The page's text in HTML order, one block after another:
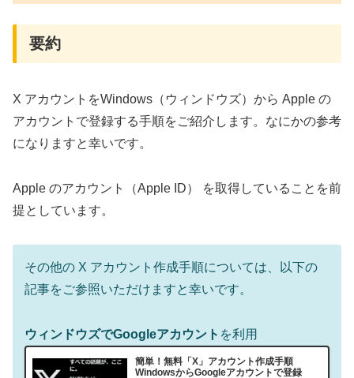
要約
X アカウントをWindows（ウィンドウズ）から Apple の
アカウントで登録する手順をご紹介します。なにかの参考
になりますと幸いです。
Apple のアカウント（Apple ID） を取得していることを前
提としています。
その他の X アカウント作成手順については、以下の
記事をご参照いただけますと幸いです。
ウィンドウズでGoogleアカウント を利用
簡単！無料「X」アカウント作成手順
WindowsからGoogleアカウントで登録